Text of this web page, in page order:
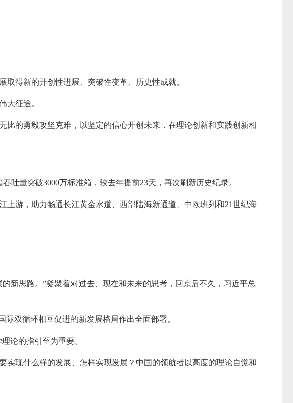
得新的开创性进展、突破性变革、历史性成就。
大征途。
的勇毅攻坚克难，以坚定的信心开创未来，在理论创新和实践创新相
吐量突破3000万标准箱，较去年提前23天，再次刷新历史纪录。
游，助力畅通长江黄金水道、西部陆海新通道、中欧班列和21世纪海
新思路。”凝聚着对过去、现在和未来的思考，回京后不久，习近平总
双循环相互促进的新发展格局作出全面部署。
论的指引至为重要。
现什么样的发展、怎样实现发展？中国的领航者以高度的理论自觉和